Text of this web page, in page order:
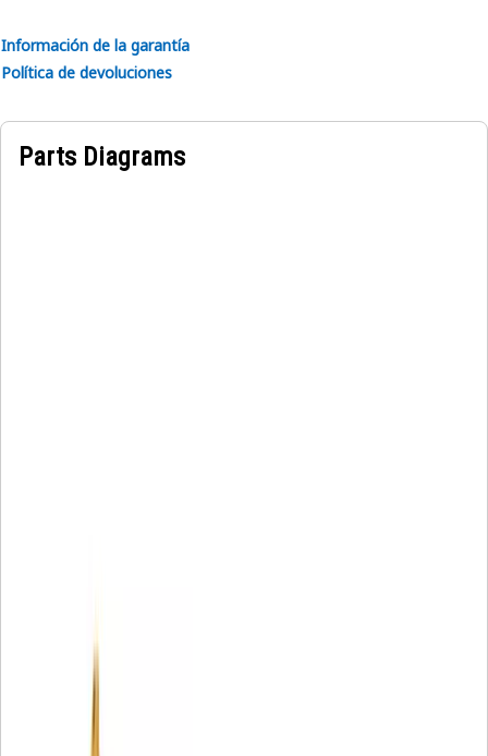
Información de la garantía
Política de devoluciones
Parts Diagrams